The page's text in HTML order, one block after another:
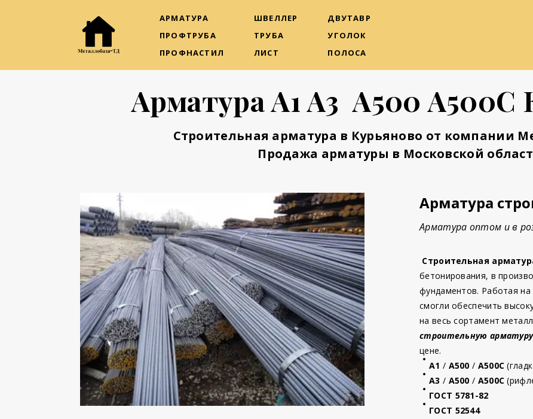
АРМАТУРА
ПРОФТРУБА
ПРОФНАСТИЛ
ШВЕЛЛЕР
ТРУБА
ЛИСТ
ДВУТАВР
УГОЛОК
ПОЛОСА
Арматура А1 А3 А500 А500С
Строительная арматура в Курьяново от компании
Продажа арматуры в Московской
Арматура
Арматура оптом и в
Строительная
бетонирования, в
фундаментов. Работая
смогли обеспечить
на весь сортамент
строительную арматур
цене.
А1 / А500 / А500С
А3 / А500 / А500С
ГОСТ 5781-82
ГОСТ 52544